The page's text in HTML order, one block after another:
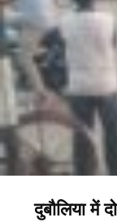
दुबौलिया में